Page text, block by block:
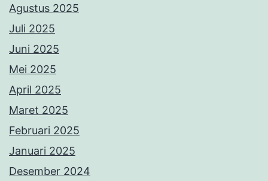
Agustus 2025
Juli 2025
Juni 2025
Mei 2025
April 2025
Maret 2025
Februari 2025
Januari 2025
Desember 2024